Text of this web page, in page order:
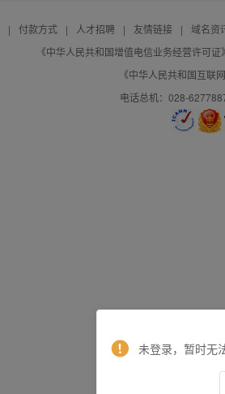
| 付款方式 | 人才招聘 | 友情链接 |
域名资
《中华人民共和国增值电信业务经营许可
《中华人民共和国互联
电话总机：028-
未登录，暂时无